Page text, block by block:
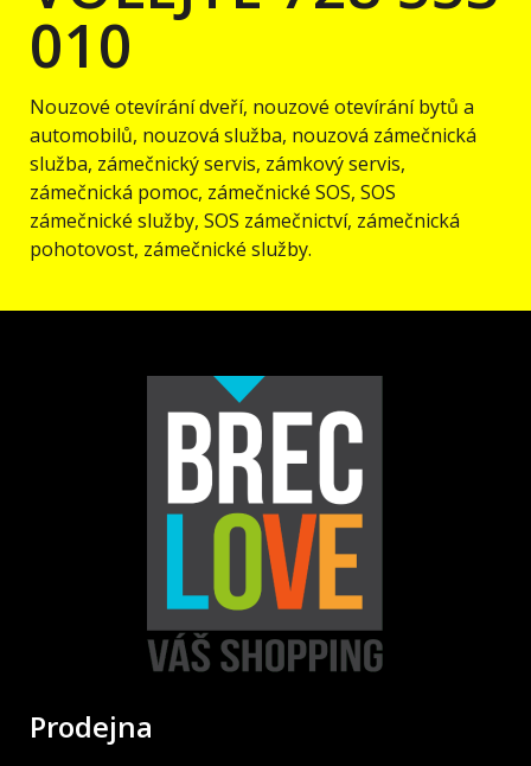
010
Nouzové otevírání dveří, nouzové otevírání bytů a
automobilů, nouzová služba, nouzová zámečnická
služba, zámečnický servis, zámkový servis,
zámečnická pomoc, zámečnické SOS, SOS
zámečnické služby, SOS zámečnictví, zámečnická
pohotovost, zámečnické služby.
Prodejna